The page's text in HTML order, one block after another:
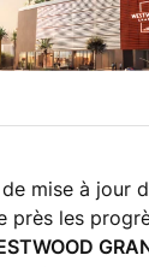
mise à jour
près les